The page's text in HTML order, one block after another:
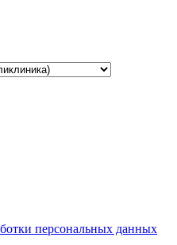
персональных данных